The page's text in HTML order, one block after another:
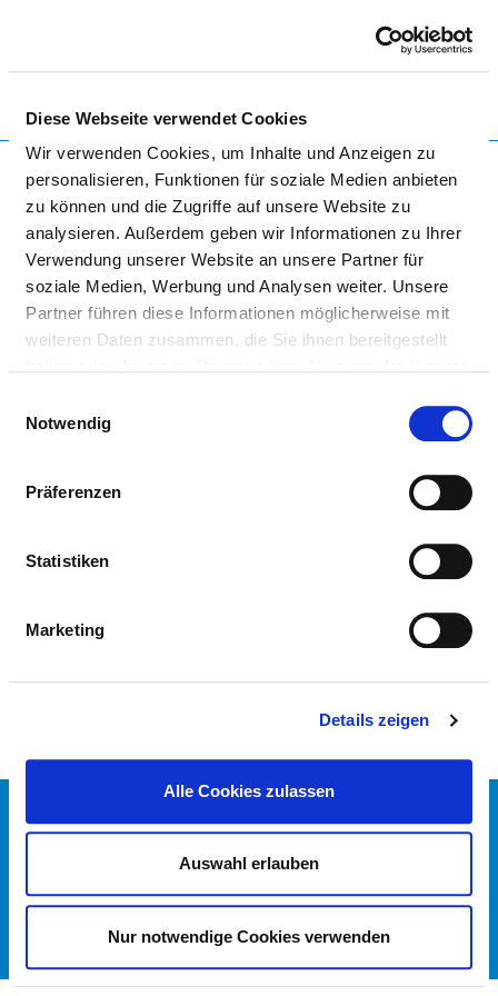
Diese Webseite verwendet Cookies
Wir verwenden Cookies, um Inhalte und Anzeigen zu
personalisieren, Funktionen für soziale Medien anbieten
zu können und die Zugriffe auf unsere Website zu
analysieren. Außerdem geben wir Informationen zu Ihrer
Verwendung unserer Website an unsere Partner für
soziale Medien, Werbung und Analysen weiter. Unsere
Partner führen diese Informationen möglicherweise mit
weiteren Daten zusammen, die Sie ihnen bereitgestellt
Notwendig
Präferenzen
Statistiken
Marketing
Details zeigen
Alle Cookies zulassen
Auswahl erlauben
Nur notwendige Cookies verwenden
To the specialist department
HELIOS HANSEKLINIKUM
STRALSUND
INNERE MEDIZIN/SCHWERPUNKT
TO SELECTION LIST)
© GERMAN HOSPITAL DIRECTORY 2026
DKTIG